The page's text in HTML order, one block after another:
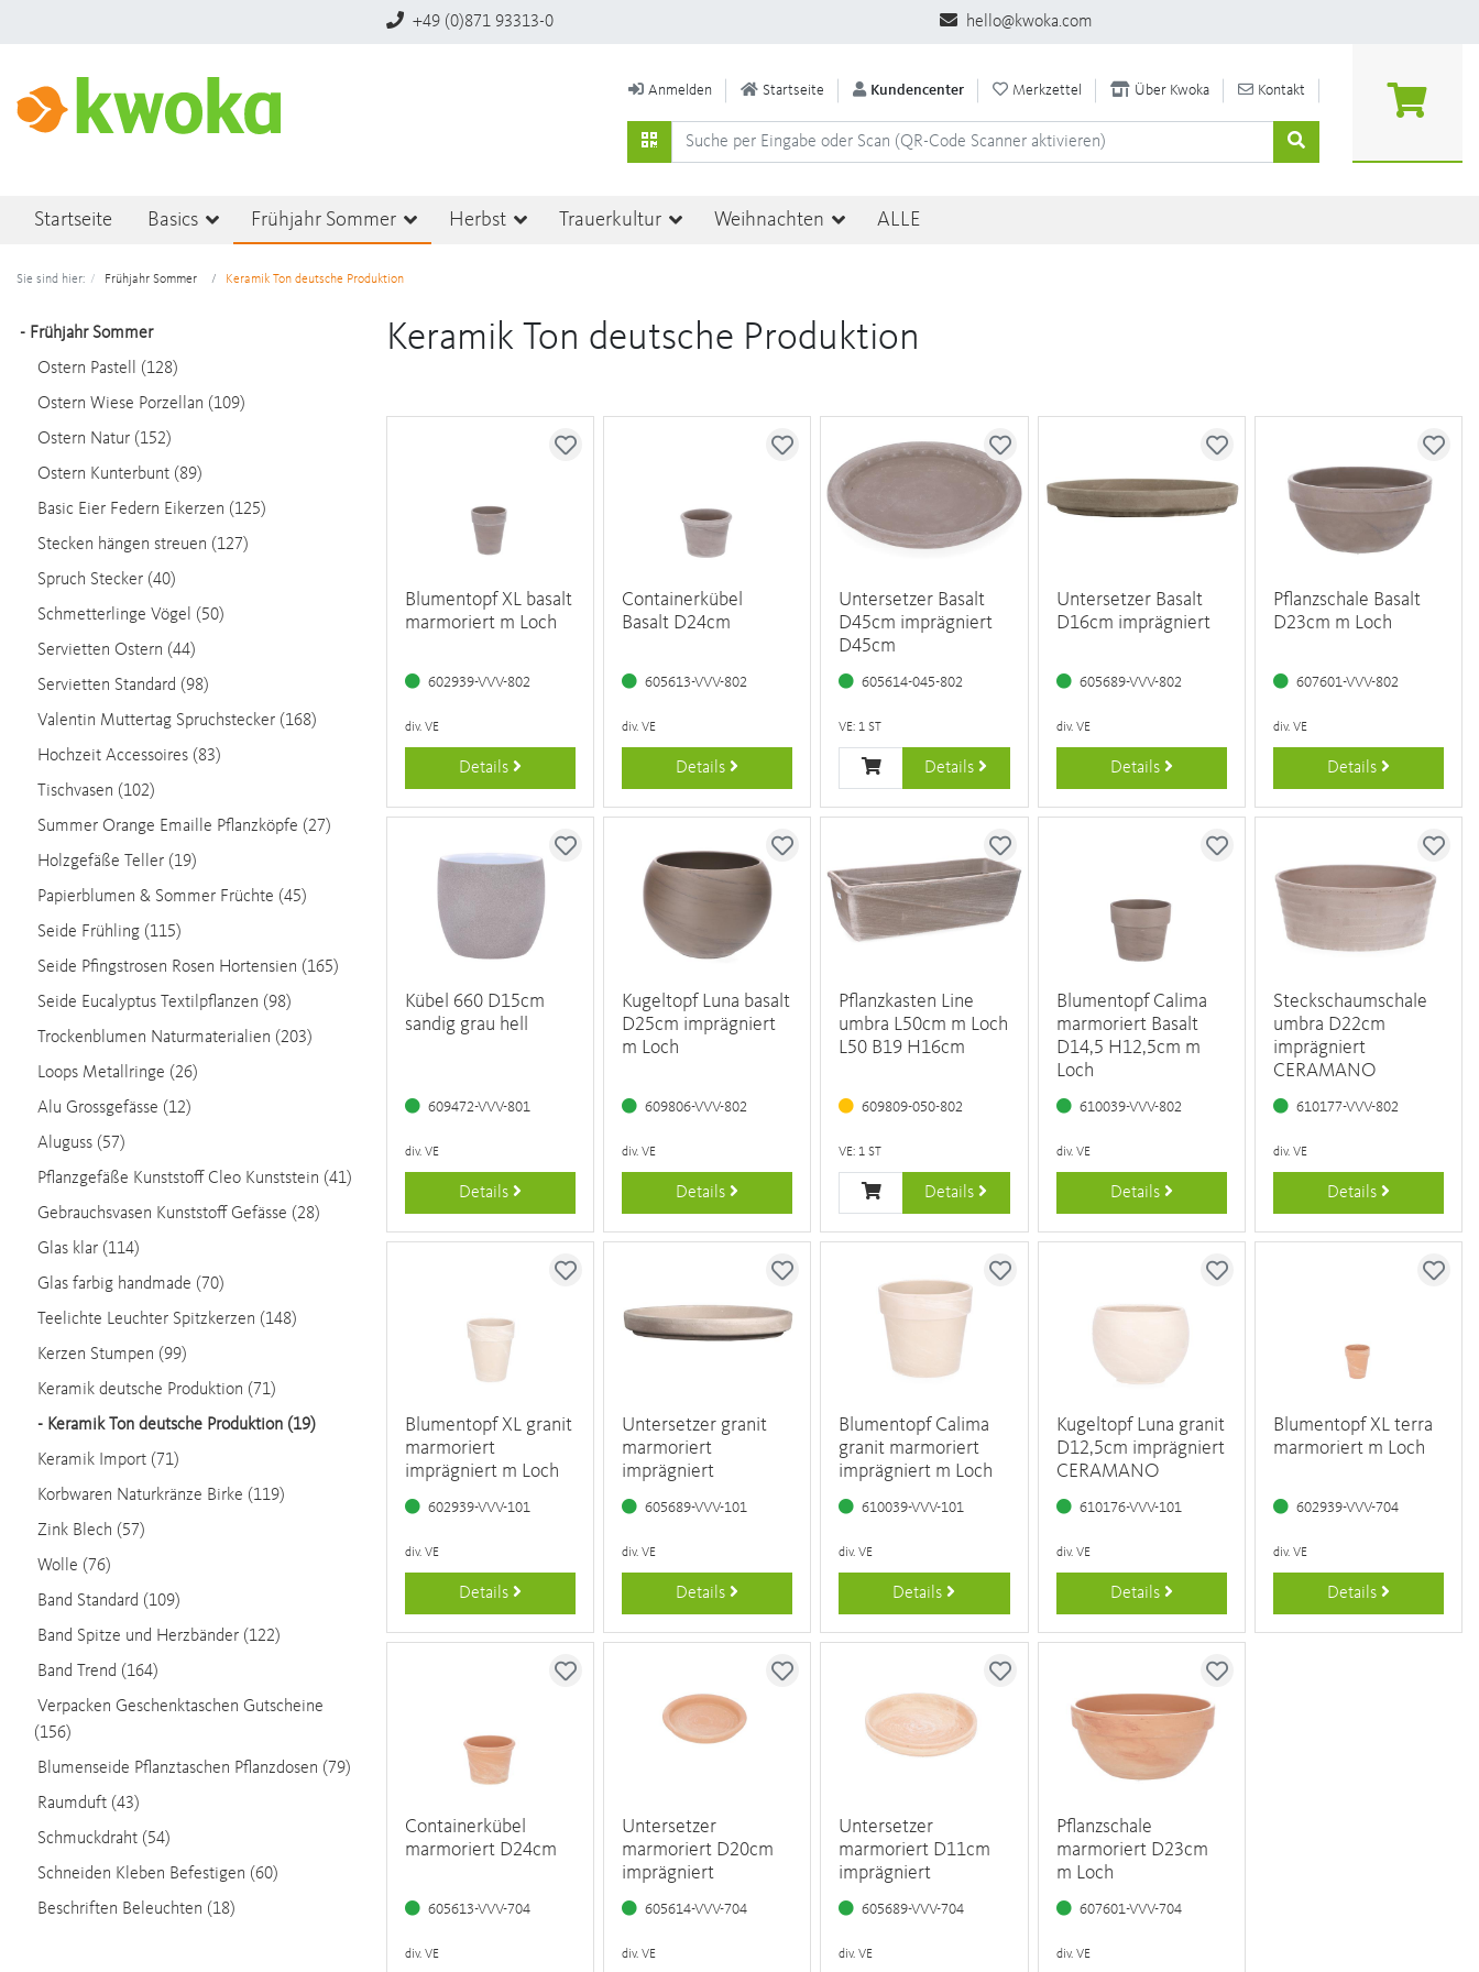
+49 (0)871 93313-0 hello@kwoka.com
Anmelden Startseite Kundencenter Merkzettel Über Kwoka Kontakt
Startseite Basics Frühjahr Sommer Herbst Trauerkultur Weihnachten ALLE
Sie sind hier: Frühjahr Sommer Keramik Ton deutsche Produktion
- Frühjahr Sommer
Ostern Pastell (128)
Ostern Wiese Porzellan (109)
Ostern Natur (152)
Ostern Kunterbunt (89)
Basic Eier Federn Eikerzen (125)
Stecken hängen streuen (127)
Spruch Stecker (40)
Schmetterlinge Vögel (50)
Servietten Ostern (44)
Servietten Standard (98)
Valentin Muttertag Spruchstecker (168)
Hochzeit Accessoires (83)
Tischvasen (102)
Summer Orange Emaille Pflanzköpfe (27)
Holzgefäße Teller (19)
Papierblumen & Sommer Früchte (45)
Seide Frühling (115)
Seide Pfingstrosen Rosen Hortensien (165)
Seide Eucalyptus Textilpflanzen (98)
Trockenblumen Naturmaterialien (203)
Loops Metallringe (26)
Alu Grossgefässe (12)
Aluguss (57)
Pflanzgefäße Kunststoff Cleo Kunststein (41)
Gebrauchsvasen Kunststoff Gefässe (28)
Glas klar (114)
Glas farbig handmade (70)
Teelichte Leuchter Spitzkerzen (148)
Kerzen Stumpen (99)
Keramik deutsche Produktion (71)
- Keramik Ton deutsche Produktion (19)
Keramik Import (71)
Korbwaren Naturkränze Birke (119)
Zink Blech (57)
Wolle (76)
Band Standard (109)
Band Spitze und Herzbänder (122)
Band Trend (164)
Verpacken Geschenktaschen Gutscheine
(156)
Blumenseide Pflanztaschen Pflanzdosen (79)
Raumduft (43)
Schmuckdraht (54)
Schneiden Kleben Befestigen (60)
Beschriften Beleuchten (18)
Keramik Ton deutsche Produktion
Blumentopf XL basalt
marmoriert m Loch
602939-VVV-802
div. VE
Details
Containerkübel
Basalt D24cm
605613-VVV-802
div. VE
Details
Untersetzer Basalt
D45cm imprägniert
D45cm
605614-045-802
VE: 1 ST
Details
Untersetzer Basalt
D16cm imprägniert
605689-VVV-802
div. VE
Details
Pflanzschale Basalt
D23cm m Loch
607601-VVV-802
div. VE
Details
Kübel 660 D15cm
sandig grau hell
609472-VVV-801
div. VE
Details
Kugeltopf Luna basalt
D25cm imprägniert
m Loch
609806-VVV-802
div. VE
Details
Pflanzkasten Line
umbra L50cm m Loch
L50 B19 H16cm
609809-050-802
VE: 1 ST
Details
Blumentopf Calima
marmoriert Basalt
D14,5 H12,5cm m
Loch
610039-VVV-802
div. VE
Details
Steckschaumschale
umbra D22cm
imprägniert
CERAMANO
610177-VVV-802
div. VE
Details
Blumentopf XL granit
marmoriert
imprägniert m Loch
602939-VVV-101
div. VE
Details
Untersetzer granit
marmoriert
imprägniert
605689-VVV-101
div. VE
Details
Blumentopf Calima
granit marmoriert
imprägniert m Loch
610039-VVV-101
div. VE
Details
Kugeltopf Luna granit
D12,5cm imprägniert
CERAMANO
610176-VVV-101
div. VE
Details
Blumentopf XL terra
marmoriert m Loch
602939-VVV-704
div. VE
Details
Containerkübel
marmoriert D24cm
605613-VVV-704
div. VE
Untersetzer
marmoriert D20cm
imprägniert
605614-VVV-704
div. VE
Untersetzer
marmoriert D11cm
imprägniert
605689-VVV-704
div. VE
Pflanzschale
marmoriert D23cm
m Loch
607601-VVV-704
div. VE